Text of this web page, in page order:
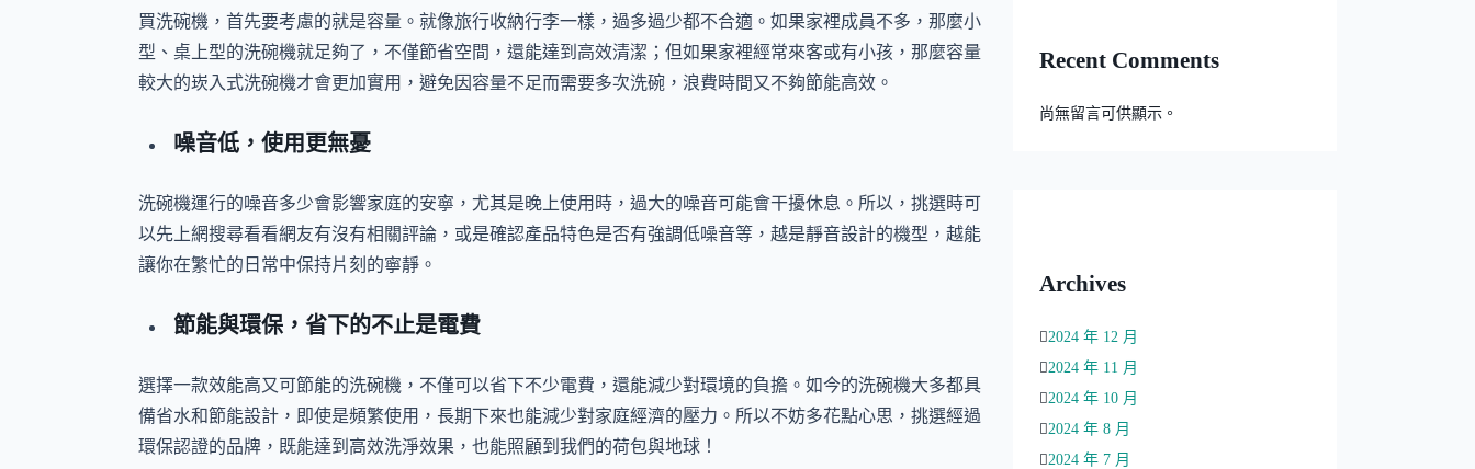
買洗碗機，首先要考慮的就是容量。就像旅行收納行李一樣，過多過少都不合適。如果家裡成員不多，那麼小
型、桌上型的洗碗機就足夠了，不僅節省空間，還能達到高效清潔；但如果家裡經常來客或有小孩，那麼容量
較大的崁入式洗碗機才會更加實用，避免因容量不足而需要多次洗碗，浪費時間又不夠節能高效。
噪音低，使用更無憂
洗碗機運行的噪音多少會影響家庭的安寧，尤其是晚上使用時，過大的噪音可能會干擾休息。所以，挑選時可
以先上網搜尋看看網友有沒有相關評論，或是確認產品特色是否有強調低噪音等，越是靜音設計的機型，越能
讓你在繁忙的日常中保持片刻的寧靜。
節能與環保，省下的不止是電費
選擇一款效能高又可節能的洗碗機，不僅可以省下不少電費，還能減少對環境的負擔。如今的洗碗機大多都具
備省水和節能設計，即使是頻繁使用，長期下來也能減少對家庭經濟的壓力。所以不妨多花點心思，挑選經過
環保認證的品牌，既能達到高效洗淨效果，也能照顧到我們的荷包與地球！
Recent Comments
尚無留言可供顯示。
Archives
2024 年 12 月
2024 年 11 月
2024 年 10 月
2024 年 8 月
2024 年 7 月